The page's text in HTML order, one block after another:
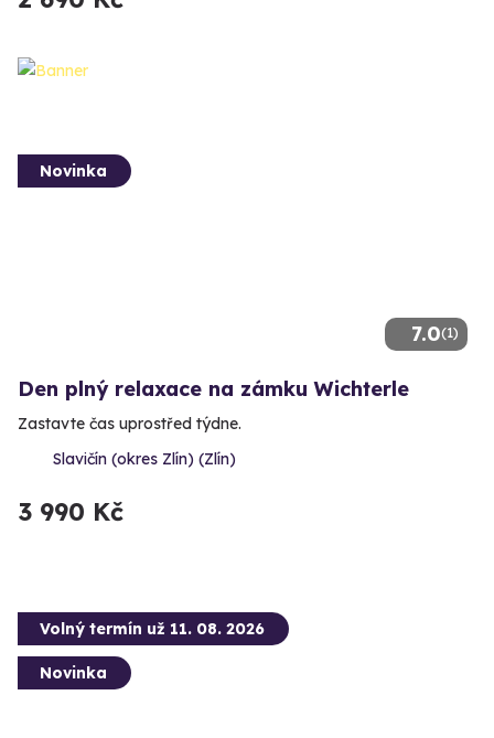
7.0(1)
Novinka
Den plný relaxace na zámku Wichterle
Zastavte čas uprostřed týdne.
Slavičín (okres Zlín) (Zlín)
3 990 Kč
Volný termín už 11. 08. 2026
Novinka